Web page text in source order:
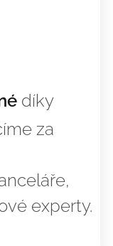
díky
za
experty.